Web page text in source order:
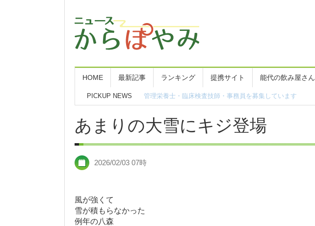
HOME 最新記事 ランキング 提携サイト 能代の飲み屋さん
PICKUP NEWS 八峰花火フェス２０２６
あまりの大雪にキジ登場
2026/02/03 07時
風が強くて
雪が積もらなかった
例年の八森